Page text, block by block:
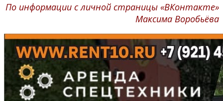
По информации с личной страницы «ВКонтакте»
Максима Воробьёва